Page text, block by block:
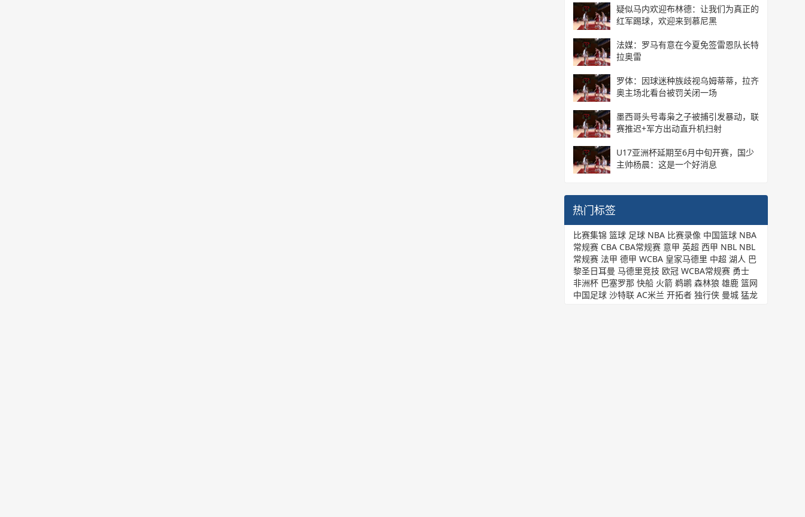
疑似马内欢迎布林德：让我们为真正的
红军踢球，欢迎来到慕尼黑
法媒：罗马有意在今夏免签雷恩队长特
拉奥雷
罗体：因球迷种族歧视乌姆蒂蒂，拉齐
奥主场北看台被罚关闭一场
墨西哥头号毒枭之子被捕引发暴动，联
赛推迟+军方出动直升机扫射
U17亚洲杯延期至6月中旬开赛，国少
主帅杨晨：这是一个好消息
热门标签
比赛集锦 篮球 足球 NBA 比赛录像 中国篮球 NBA
常规赛 CBA CBA常规赛 意甲 英超 西甲 NBL NBL
常规赛 法甲 德甲 WCBA 皇家马德里 中超 湖人 巴
黎圣日耳曼 马德里竞技 欧冠 WCBA常规赛 勇士
非洲杯 巴塞罗那 快船 火箭 鹈鹕 森林狼 雄鹿 篮网
中国足球 沙特联 AC米兰 开拓者 独行侠 曼城 猛龙